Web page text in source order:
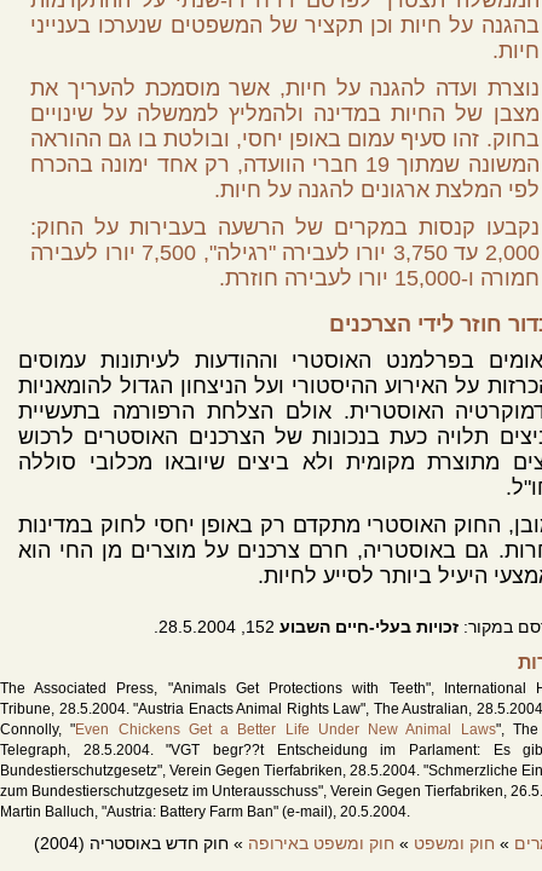
בהגנה על חיות וכן תקציר של המשפטים שנערכו בענייני
חיות.
נוצרת ועדה להגנה על חיות, אשר מוסמכת להעריך את
מצבן של החיות במדינה ולהמליץ לממשלה על שינויים
בחוק. זהו סעיף עמום באופן יחסי, ובולטת בו גם ההוראה
המשונה שמתוך 19 חברי הוועדה, רק אחד ימונה בהכרח
לפי המלצת ארגונים להגנה על חיות.
נקבעו קנסות במקרים של הרשעה בעבירות על החוק:
2,000 עד 3,750 יורו לעבירה "רגילה", 7,500 יורו לעבירה
חמורה ו-15,000 יורו לעבירה חוזרת.
חוזר לידי הצרכנים
בפרלמנט האוסטרי וההודעות לעיתונות עמוסים
על האירוע ההיסטורי ועל הניצחון הגדול להומאניות
האוסטרית. אולם הצלחת הרפורמה בתעשיית
תלויה כעת בנכונות של הצרכנים האוסטרים לרכוש
מתוצרת מקומית ולא ביצים שיובאו מכלובי סוללה
החוק האוסטרי מתקדם רק באופן יחסי לחוק במדינות
גם באוסטריה, חרם צרכנים על מוצרים מן החי הוא
היעיל ביותר לסייע לחיות.
במקור:זכויות בעלי-חיים השבוע
The Associated Press, "Animals Get Protections with Teeth", International
Tribune, 28.5.2004. "Austria Enacts Animal Rights Law", The Australian,
Connolly, "Even Chickens Get a Better Life Under New Animal Laws",
Telegraph, 28.5.2004. "VGT begr??t Entscheidung im Parlament: Es
Bundestierschutzgesetz", Verein Gegen Tierfabriken, 28.5.2004. "Schmerzliche
zum Bundestierschutzgesetz im Unterausschuss", Verein Gegen Tierfabriken,
Martin Balluch, "Austria: Battery Farm Ban" (e-mail), 20.5.2004.
» חוק ומשפט » חוק ומשפט באירופה » חוק חדש באוסטריה (2004)